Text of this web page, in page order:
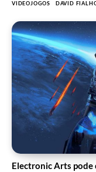
VIDEOJOGOS DAVID
Electronic Arts pode